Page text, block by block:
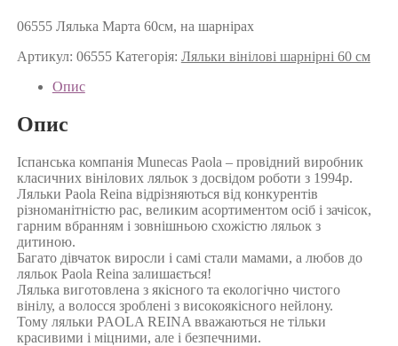
06555 Лялька Марта 60см, на шарнірах
Артикул: 06555 Категорія: Ляльки вінілові шарнірні 60 см
Опис
Опис
Іспанська компанія Munecas Paola – провідний виробник
класичних вінілових ляльок з досвідом роботи з 1994р.
Ляльки Paola Reina відрізняються від конкурентів
різноманітністю рас, великим асортиментом осіб і зачісок,
гарним вбранням і зовнішньою схожістю ляльок з
дитиною.
Багато дівчаток виросли і самі стали мамами, а любов до
ляльок Paola Reina залишається!
Лялька виготовлена з якісного та екологічно чистого
вінілу, а волосся зроблені з високоякісного нейлону.
Тому ляльки PAOLA REINA вважаються не тільки
красивими і міцними, але і безпечними.